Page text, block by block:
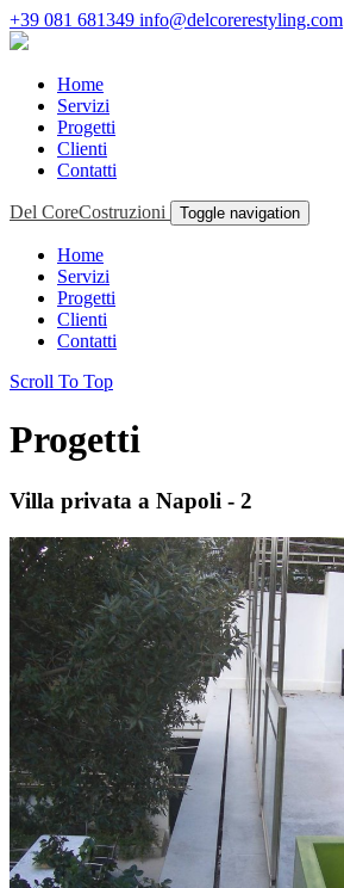
+39 081 681349 info@delcorerestyling.com
Home
Servizi
Progetti
Clienti
Contatti
Del CoreCostruzioni Toggle navigation
Home
Servizi
Progetti
Clienti
Contatti
Scroll To Top
Progetti
Villa privata a Napoli - 2